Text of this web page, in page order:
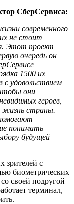
СберСервиса:
современного
не стоит
Этот проект
очередь он
1500 их
с удовольствием
они
героев,
жизнь страны.
понимать
будущей
зрителей с
биометрических
со своей подругой
терминал,